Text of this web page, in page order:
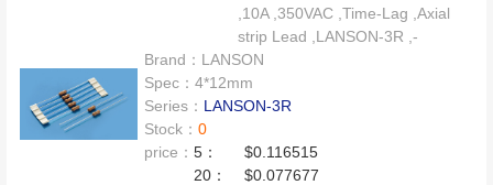
,10A ,350VAC ,Time-Lag ,Axial
strip Lead ,LANSON-3R ,-
Brand： LANSON
Spec：4*12mm
Series： LANSON-3R
Stock：0
price：5：
$0.116515
20：
$0.077677